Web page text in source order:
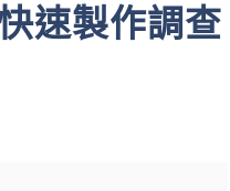
速製作調查